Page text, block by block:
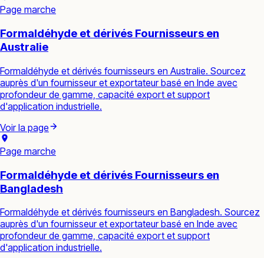
Page marche
Formaldéhyde et dérivés Fournisseurs en
Australie
Formaldéhyde et dérivés fournisseurs en Australie. Sourcez
auprès d'un fournisseur et exportateur basé en Inde avec
profondeur de gamme, capacité export et support
d'application industrielle.
Voir la page
Page marche
Formaldéhyde et dérivés Fournisseurs en
Bangladesh
Formaldéhyde et dérivés fournisseurs en Bangladesh. Sourcez
auprès d'un fournisseur et exportateur basé en Inde avec
profondeur de gamme, capacité export et support
d'application industrielle.